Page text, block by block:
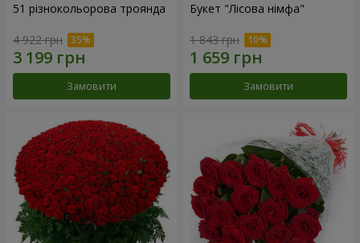
51 різнокольорова троянда
4 922 грн
Замовити
Букет "Лісова німфа"
1 843 грн
Замовити